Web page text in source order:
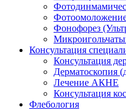
Фонофорез
Консультация
Консультация
Дерматоскопия
Лечение АКНЕ
Консультация
Флебология